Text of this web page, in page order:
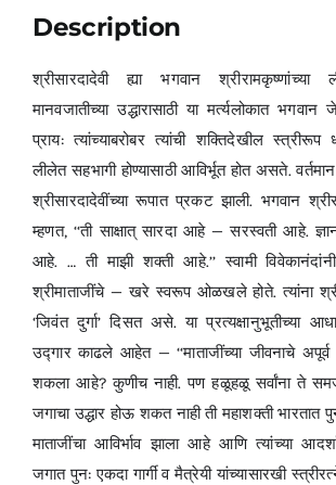
Description
श्रीसारदादेवी ह्या भगवान श्रीरामकृष्णांच्या
मानवजातीच्या उद्धारासाठी या मर्त्यलोकात भगवान
प्राय: त्यांच्याबरोबर त्यांची शक्तिदेखील
लीलेत सहभागी होण्यासाठी आविर्भूत होत असते.
श्रीसारदादेवींच्या रूपात प्रकट झाली. भगवान
म्हणत, ‘‘ती साक्षात् सारदा आहे — सरस्वती आहे.
आहे. … ती माझी शक्ती आहे.’’ स्वामी
श्रीमाताजींचे — खरे स्वरूप ओळखले होते. त्यांना
‘जिवंत दुर्गा’ दिसत असे. या प्रत्यक्षानुभूतीच्या
उद्गार काढले आहेत — ‘‘माताजींच्या जीवनाचे
शकला आहे? कुणीच नाही. पण हळूहळू सर्वांना ते
जगाचा उद्धार होऊ शकत नाही ती महाशक्ती भारतात
माताजींचा आविर्भाव झाला आहे आणि त्यांच्या
जगात पुन: एकदा गार्गी व मैत्रेयी यांच्यासारखी